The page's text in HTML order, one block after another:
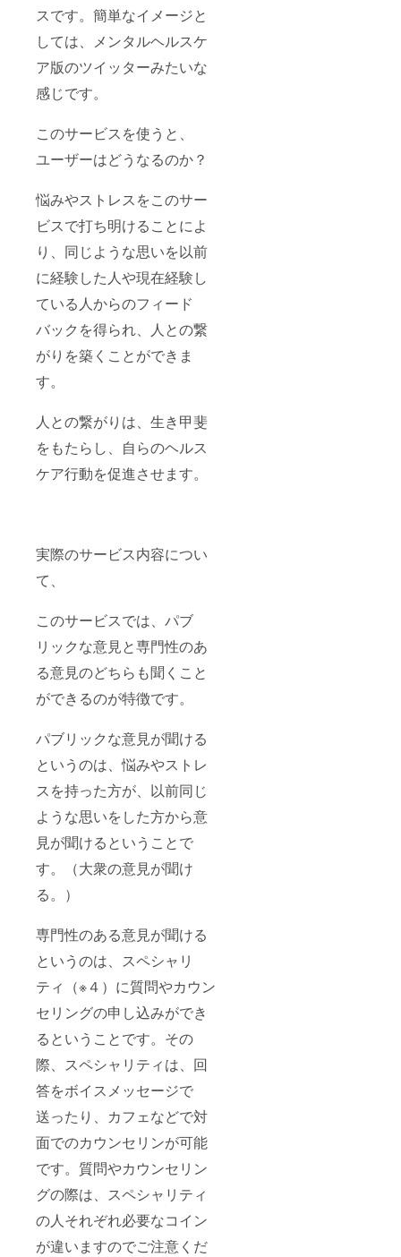
スです。簡単なイメージと
しては、メンタルヘルスケ
ア版のツイッターみたいな
感じです。
このサービスを使うと、
ユーザーはどうなるのか？
悩みやストレスをこのサー
ビスで打ち明けることによ
り、同じような思いを以前
に経験した人や現在経験し
ている人からのフィード
バックを得られ、人との繋
がりを築くことができま
す。
人との繋がりは、生き甲斐
をもたらし、自らのヘルス
ケア行動を促進させます。
実際のサービス内容につい
て、
このサービスでは、パブ
リックな意見と専門性のあ
る意見のどちらも聞くこと
ができるのが特徴です。
パブリックな意見が聞ける
というのは、悩みやストレ
スを持った方が、以前同じ
ような思いをした方から意
見が聞けるということで
す。（大衆の意見が聞け
る。）
専門性のある意見が聞ける
というのは、スペシャリ
ティ（※４）に質問やカウン
セリングの申し込みができ
るということです。その
際、スペシャリティは、回
答をボイスメッセージで
送ったり、カフェなどで対
面でのカウンセリンが可能
です。質問やカウンセリン
グの際は、スペシャリティ
の人それぞれ必要なコイン
が違いますのでご注意くだ